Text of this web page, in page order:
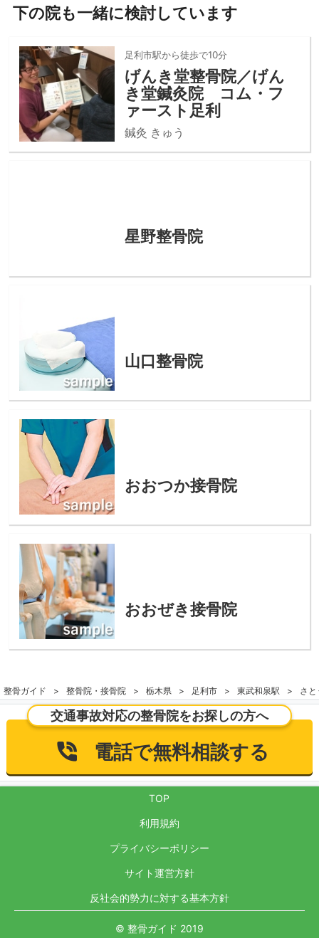
下の院も一緒に検討しています
足利市駅から徒歩で10分
げんき堂整骨院／げん
き堂鍼灸院 コム・フ
ァースト足利
鍼灸 きゅう
星野整骨院
山口整骨院
おおつか接骨院
おおぜき接骨院
整骨ガイド 整骨院・接骨院 栃木県 足利市 東武和泉駅 さ
交通事故対応の整骨院をお探しの方へ
電話で無料相談する
TOP
利用規約
プライバシーポリシー
サイト運営方針
反社会的勢力に対する基本方針
© 整骨ガイド 2019